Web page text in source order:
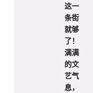
这一
条街
就够
了！
满满
的文
艺气
息，